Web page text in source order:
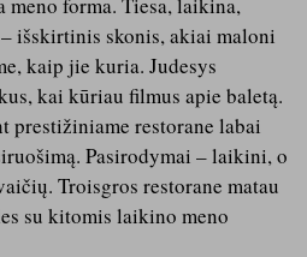
meno forma. Tiesa, laikina,
išskirtinis skonis, akiai maloni
kaip jie kuria. Judesys
kai kūriau filmus apie baletą.
prestižiniame restorane labai
Pasirodymai – laikini, o
Troisgros restorane matau
su kitomis laikino meno